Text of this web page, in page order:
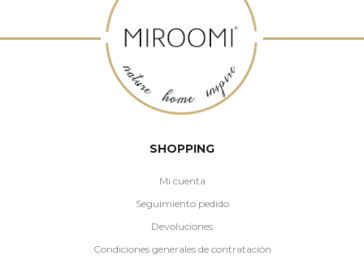
SHOPPING
Mi cuenta
Seguimiento pedido
Devoluciones
Condiciones generales de contratación